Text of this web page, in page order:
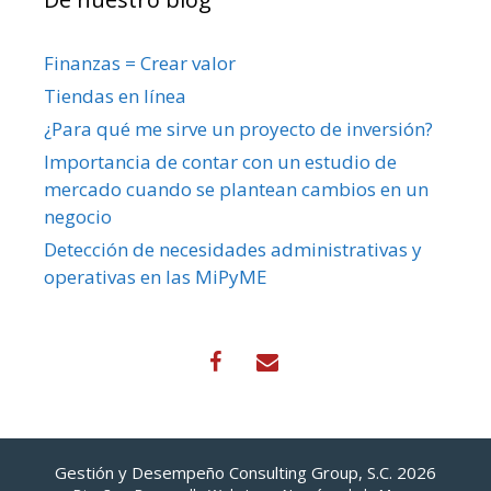
Finanzas = Crear valor
Tiendas en línea
¿Para qué me sirve un proyecto de inversión?
Importancia de contar con un estudio de
mercado cuando se plantean cambios en un
negocio
Detección de necesidades administrativas y
operativas en las MiPyME
Gestión y Desempeño Consulting Group, S.C. 2026